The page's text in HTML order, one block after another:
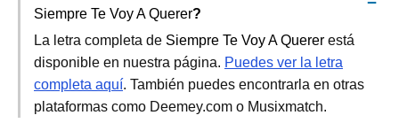
Siempre Te Voy A Querer?
La letra completa de Siempre Te Voy A Querer está
disponible en nuestra página. Puedes ver la letra
completa aquí. También puedes encontrarla en otras
plataformas como Deemey.com o Musixmatch.